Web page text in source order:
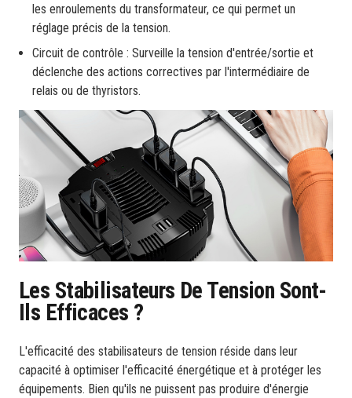
les enroulements du transformateur, ce qui permet un
réglage précis de la tension.
Circuit de contrôle : Surveille la tension d'entrée/sortie et
déclenche des actions correctives par l'intermédiaire de
relais ou de thyristors.
Les Stabilisateurs De Tension Sont-
Ils Efficaces ?
L'efficacité des stabilisateurs de tension réside dans leur
capacité à optimiser l'efficacité énergétique et à protéger les
équipements. Bien qu'ils ne puissent pas produire d'énergie